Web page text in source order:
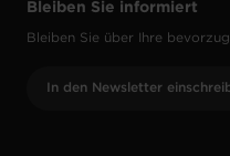
Bleiben Sie informiert
Bleiben Sie über Ihre
In den Newsletter